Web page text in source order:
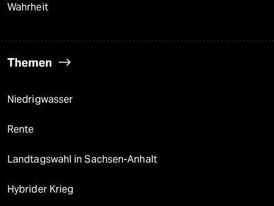
Wahrheit
Themen
Niedrigwasser
Rente
Landtagswahl in Sachsen-Anhalt
Hybrider Krieg